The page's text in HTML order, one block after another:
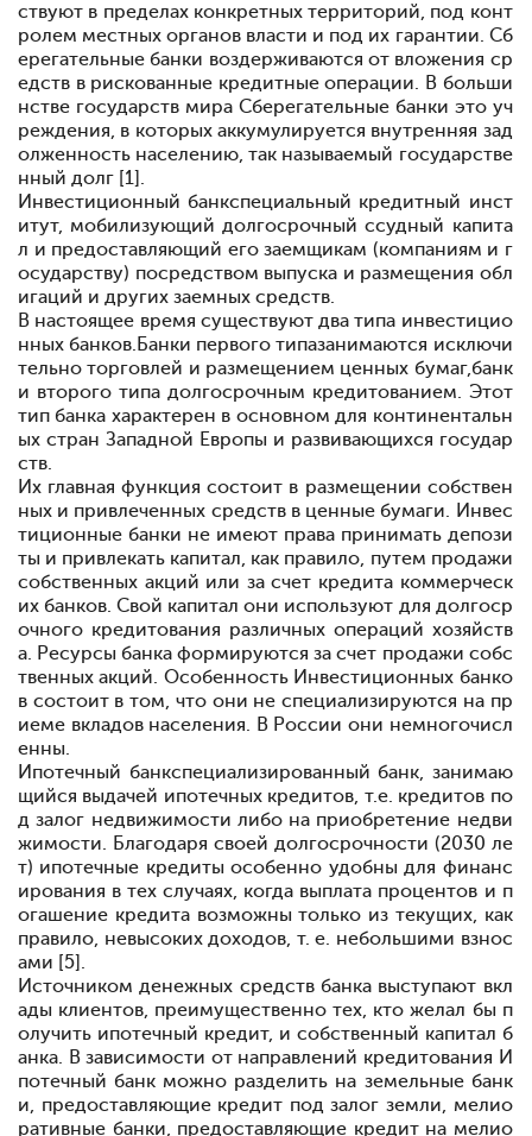
ствуют в пределах конкретных территорий, под конт
ролем местных органов власти и под их гарантии. Сб
ерегательные банки воздерживаются от вложения ср
едств в рискованные кредитные операции. В больши
нстве государств мира Сберегательные банки это уч
реждения, в которых аккумулируется внутренняя зад
олженность населению, так называемый государстве
нный долг [1].
Инвестиционный банкспециальный кредитный инст
итут, мобилизующий долгосрочный ссудный капита
л и предоставляющий его заемщикам (компаниям и г
осударству) посредством выпуска и размещения обл
игаций и других заемных средств.
В настоящее время существуют два типа инвестицио
нных банков. Банки первого типазанимаются исключи
тельно торговлей и размещением ценных бумаг,банк
и второго типа долгосрочным кредитованием. Этот
тип банка характерен в основном для континентальн
ых стран Западной Европы и развивающихся государ
ств.
Их главная функция состоит в размещении собствен
ных и привлеченных средств в ценные бумаги. Инвес
тиционные банки не имеют права принимать депози
ты и привлекать капитал, как правило, путем продажи
собственных акций или за счет кредита коммерческ
их банков. Свой капитал они используют для долгоср
очного кредитования различных операций хозяйств
а. Ресурсы банка формируются за счет продажи собс
твенных акций. Особенность Инвестиционных банко
в состоит в том, что они не специализируются на пр
иеме вкладов населения. В России они немногочисл
енны.
Ипотечный банкспециализированный банк, занимаю
щийся выдачей ипотечных кредитов, т.е. кредитов по
д залог недвижимости либо на приобретение недви
жимости. Благодаря своей долгосрочности (2030 ле
т) ипотечные кредиты особенно удобны для финанс
ирования в тех случаях, когда выплата процентов и п
огашение кредита возможны только из текущих, как
правило, невысоких доходов, т. е. небольшими взнос
ами [5].
Источником денежных средств банка выступают вкл
ады клиентов, преимущественно тех, кто желал бы п
олучить ипотечный кредит, и собственный капитал б
анка. В зависимости от направлений кредитования И
потечный банк можно разделить на земельные банк
и, предоставляющие кредит под залог земли, мелио
ративные банки, предоставляющие кредит на мелио